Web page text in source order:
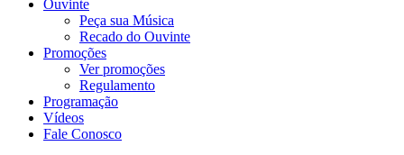
Ouvinte
Peça sua Música
Recado do Ouvinte
Promoções
Ver promoções
Regulamento
Programação
Vídeos
Fale Conosco